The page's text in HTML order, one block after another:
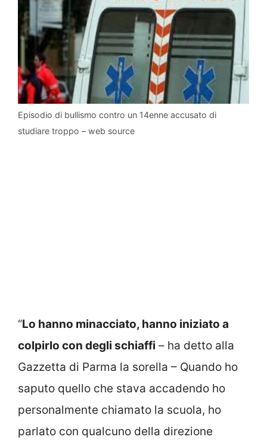
Episodio di bullismo contro un 14enne accusato di
studiare troppo – web source
“Lo hanno minacciato, hanno iniziato a
colpirlo con degli schiaffi – ha detto alla
Gazzetta di Parma la sorella – Quando ho
saputo quello che stava accadendo ho
personalmente chiamato la scuola, ho
parlato con qualcuno della direzione